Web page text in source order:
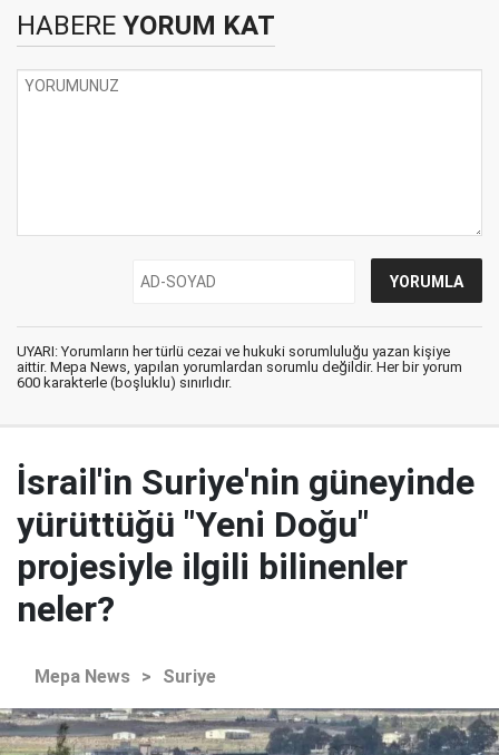
HABERE YORUM KAT
UYARI: Yorumların her türlü cezai ve hukuki sorumluluğu yazan kişiye
aittir. Mepa News, yapılan yorumlardan sorumlu değildir. Her bir yorum
600 karakterle (boşluklu) sınırlıdır.
İsrail'in Suriye'nin güneyinde
yürüttüğü "Yeni Doğu"
projesiyle ilgili bilinenler
neler?
Mepa News > Suriye